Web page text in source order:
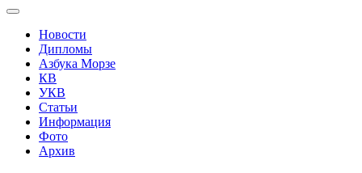
Новости
Дипломы
Азбука Морзе
КВ
УКВ
Статьи
Информация
Фото
Архив